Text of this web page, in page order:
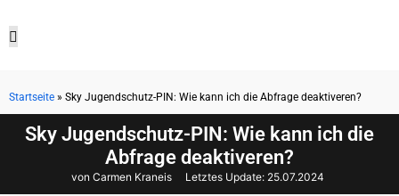
Sky Jugendschutz-PIN: Wie kann ich die
Abfrage deaktiveren?
von Carmen Kraneis Letztes Update: 25.07.2024
Startseite » Sky Jugendschutz-PIN: Wie kann ich die Abfrage deaktiveren?